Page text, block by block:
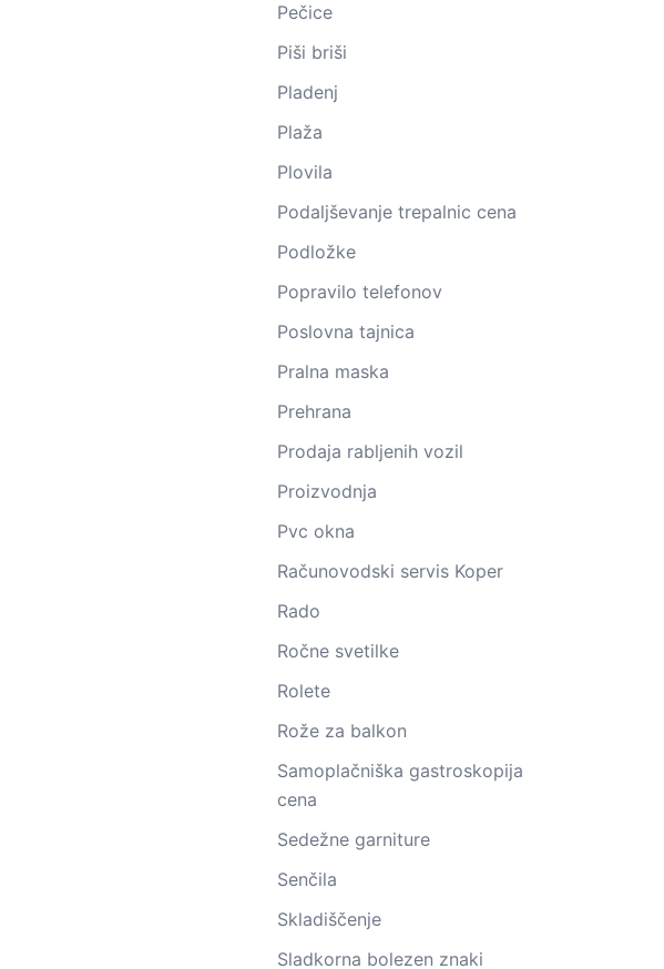
Pečice
Piši briši
Pladenj
Plaža
Plovila
Podaljševanje trepalnic cena
Podložke
Popravilo telefonov
Poslovna tajnica
Pralna maska
Prehrana
Prodaja rabljenih vozil
Proizvodnja
Pvc okna
Računovodski servis Koper
Rado
Ročne svetilke
Rolete
Rože za balkon
Samoplačniška gastroskopija
cena
Sedežne garniture
Senčila
Skladiščenje
Sladkorna bolezen znaki